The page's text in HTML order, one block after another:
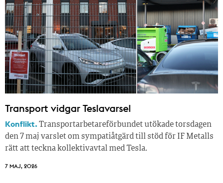
Transport vidgar Teslavarsel
Konflikt.Transportarbetareförbundet utökade torsdagen
den 7 maj varslet om sympatiåtgärd till stöd för IF Metalls
rätt att teckna kollektivavtal med Tesla.
7 MAJ, 2026